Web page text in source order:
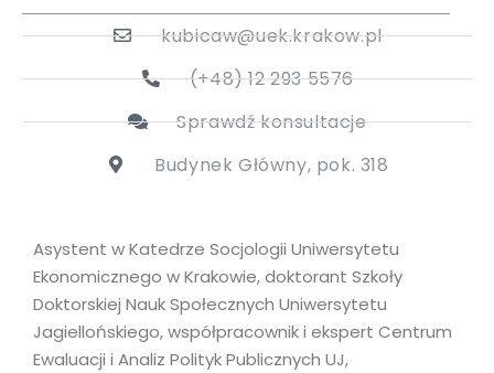
kubicaw@uek.krakow.pl
(+48) 12 293 5576
Sprawdź konsultacje
Budynek Główny, pok. 318
Asystent w Katedrze Socjologii Uniwersytetu
Ekonomicznego w Krakowie, doktorant Szkoły
Doktorskiej Nauk Społecznych Uniwersytetu
Jagiellońskiego, współpracownik i ekspert Centrum
Ewaluacji i Analiz Polityk Publicznych UJ,